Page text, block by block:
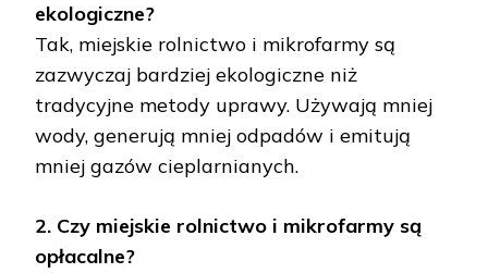
ekologiczne?
Tak, miejskie rolnictwo i mikrofarmy są
zazwyczaj bardziej ekologiczne niż
tradycyjne metody uprawy. Używają mniej
wody, generują mniej odpadów i emitują
mniej gazów cieplarnianych.
2. Czy miejskie rolnictwo i mikrofarmy są
opłacalne?